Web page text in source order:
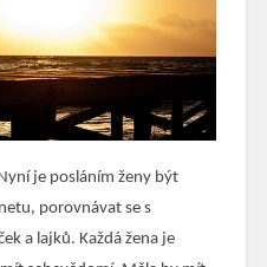
je posláním ženy být
porovnávat se s
a lajků. Každá žena je